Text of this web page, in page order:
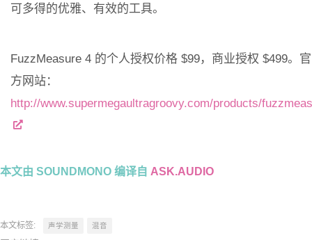
可多得的优雅、有效的工具。
FuzzMeasure 4 的个人授权价格 $99，商业授权 $499。官
方网站：
http://www.supermegaultragroovy.com/products/
本文由 SOUNDMONO 编译自 ASK.AUDIO
本文标签: 声学测量 混音